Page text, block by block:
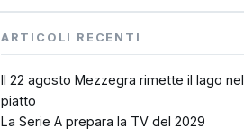
ARTICOLI RECENTI
Il 22 agosto Mezzegra rimette il lago nel
piatto
La Serie A prepara la TV del 2029